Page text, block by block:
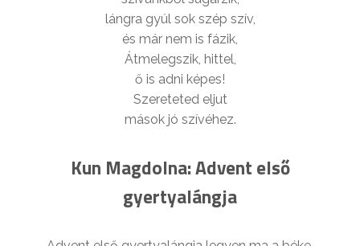
lángra gyúl sok szép szív,
és már nem is fázik,
Átmelegszik, hittel,
ő is adni képes!
Szereteted eljut
mások jó szívéhez.
Kun Magdolna: Advent első
gyertyalángja